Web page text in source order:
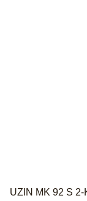
UZIN MK 92 S